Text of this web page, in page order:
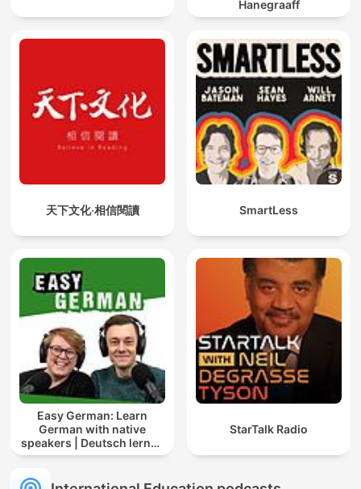
Hanegraaff
天下文化‧相信閱讀 SmartLess
Easy German: Learn
German with native
speakers | Deutsch lernen
mit Muttersprachlern
StarTalk Radio